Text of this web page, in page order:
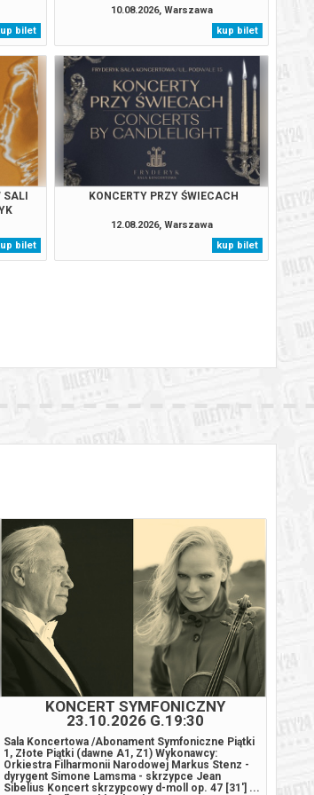
od 65,00 pln BILETY
od 65,00 pln BILETY
od 65,00 pln BILETY
od 95,00 pln BILETY
BILETY
od 95,00 pln BILETY
od 65,00 pln BILETY
od 65,00 pln BILETY
od 95,00 pln BILETY
od 65,00 pln BILETY
od 65,00 pln BILETY
od 65,00 pln BILETY
od 65,00 pln BILETY
bilet
10.08.2026, Warszawa
kup bilet
SALI
bilet
KONCERTY PRZY ŚWIECACH
12.08.2026, Warszawa
kup bilet
KONCERT SYMFONICZNY
23.10.2026 G.19:30
Sala Koncertowa /Abonament Symfoniczne Piątki
1, Złote Piątki (dawne A1, Z1) Wykonawcy:
Orkiestra Filharmonii Narodowej Markus Stenz -
dyrygent Simone Lamsma - skrzypce Jean
Sibelius Koncert skrzypcowy d-moll op. 47 [31'] ...